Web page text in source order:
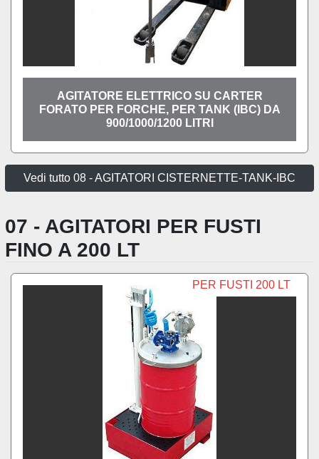
AGITATORE ELETTRICO SU CARTER
FORATO PER FORCHE, PER TANK (IBC) DA
900/1000/1200 LITRI
Vedi tutto 08 - AGITATORI CISTERNETTE-TANK-IBC
07 - AGITATORI PER FUSTI
FINO A 200 LT
PER FUSTI 200 LT